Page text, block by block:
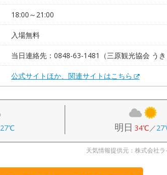
18:00～21:00
入場無料
当日連絡先：0848-63-1481（三原観光協会 うき
公式サイトほか、関連サイトはこちら
27℃ 明日 34℃／
天気情報提供元：株式会社